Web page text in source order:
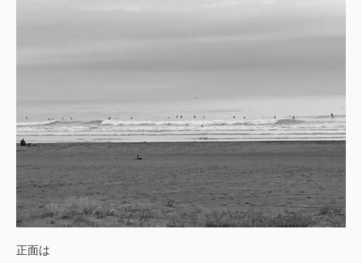
正面は